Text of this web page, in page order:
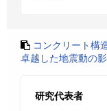
コンクリート構
卓越した地震動の
研究代表者